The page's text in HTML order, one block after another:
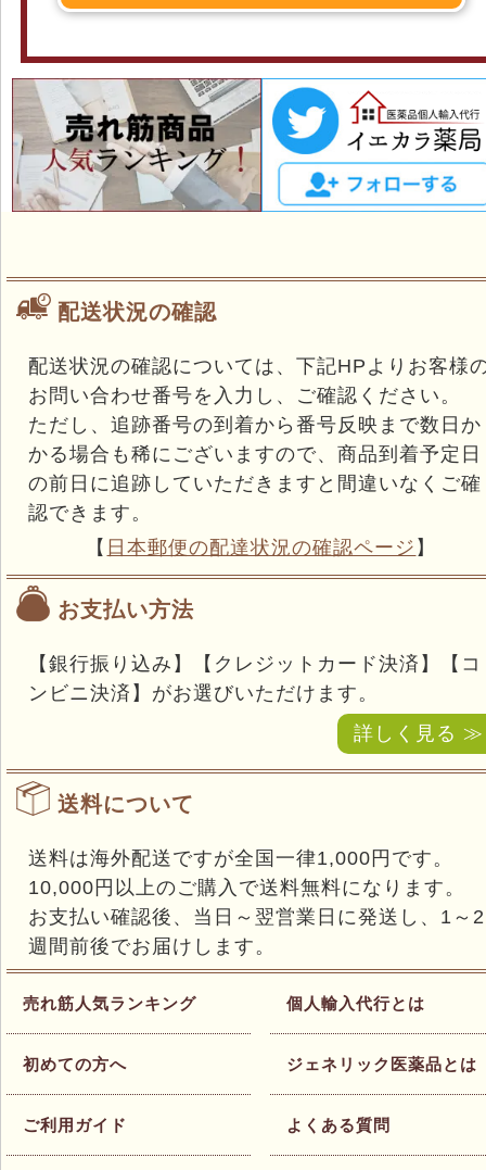
配送状況の確認
配送状況の確認については、下記HPよりお客様
お問い合わせ番号を入力し、ご確認ください。
ただし、追跡番号の到着から番号反映まで数日か
かる場合も稀にございますので、商品到着予定日
の前日に追跡していただきますと間違いなくご確
認できます。
【 日本郵便の配達状況の確認ページ 】
お支払い方法
【銀行振り込み】【クレジットカード決済】【コ
ンビニ決済】がお選びいただけます。
詳しく見る ≫
送料について
送料は海外配送ですが全国一律1,000円です。
10,000円以上のご購入で送料無料になります。
お支払い確認後、当日～翌営業日に発送し、1～2
週間前後でお届けします。
売れ筋人気ランキング
初めての方へ
ご利用ガイド
個人輸入代行とは
ジェネリック医薬品とは
よくある質問